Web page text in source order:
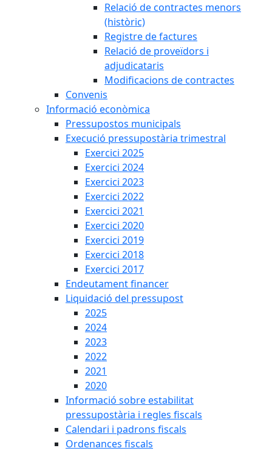
Relació de contractes menors
(històric)
Registre de factures
Relació de proveïdors i
adjudicataris
Modificacions de contractes
Convenis
Informació econòmica
Pressupostos municipals
Execució pressupostària trimestral
Exercici 2025
Exercici 2024
Exercici 2023
Exercici 2022
Exercici 2021
Exercici 2020
Exercici 2019
Exercici 2018
Exercici 2017
Endeutament financer
Liquidació del pressupost
2025
2024
2023
2022
2021
2020
Informació sobre estabilitat
pressupostària i regles fiscals
Calendari i padrons fiscals
Ordenances fiscals